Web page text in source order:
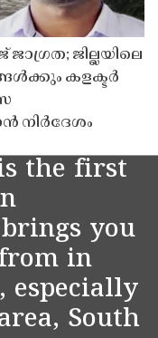
ജില്ലയിലെ
കളക്ടർ
നിർദേശം
the first
you
in
especially
South